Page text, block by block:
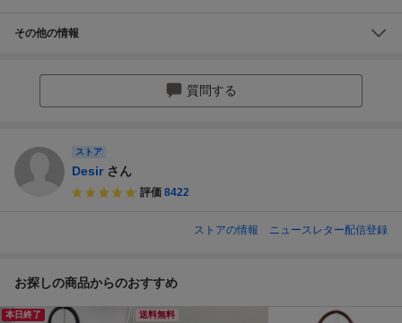
その他の情報
質問する
ストア
Desir さん
評価 8422
ストアの情報 ニュースレター配信登録
お探しの商品からのおすすめ
本日終了 送料無料